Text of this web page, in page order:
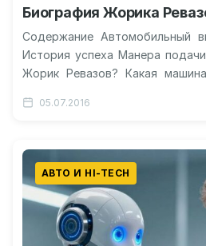
Биография Жорика
Содержание Автомобильный
История успеха Манера
Жорик Ревазов? Какая
05.07.2016
АВТО И HI-TECH